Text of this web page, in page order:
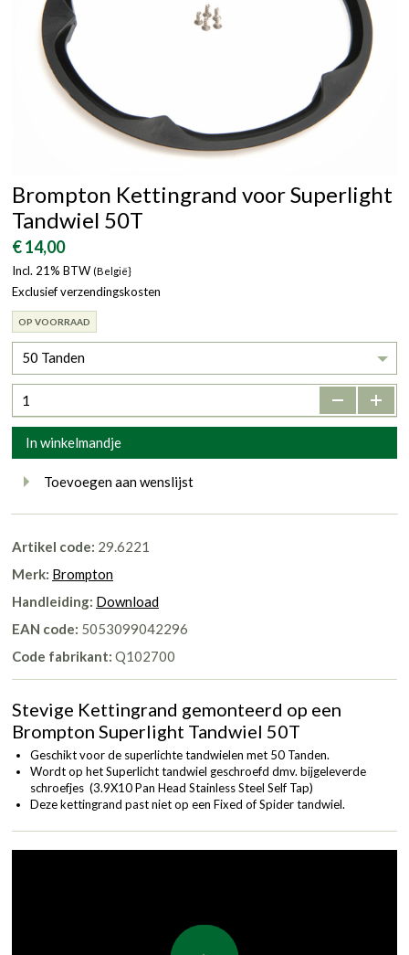
Brompton Kettingrand voor Superlight
Tandwiel 50T
€ 14,00
Incl. 21% BTW (België}
Exclusief verzendingskosten
OP VOORRAAD
50 Tanden
In winkelmandje
Toevoegen aan wenslijst
Artikel code: 29.6221
Merk: Brompton
Handleiding: Download
EAN code: 5053099042296
Code fabrikant: Q102700
Stevige Kettingrand gemonteerd op een
Brompton Superlight Tandwiel 50T
Geschikt voor de superlichte tandwielen met 50 Tanden.
Wordt op het Superlicht tandwiel geschroefd dmv. bijgeleverde
schroefjes (3.9X10 Pan Head Stainless Steel Self Tap)
Deze kettingrand past niet op een Fixed of Spider tandwiel.